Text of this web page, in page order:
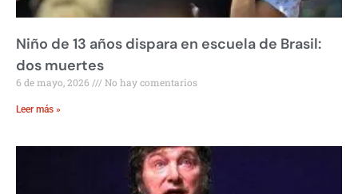
Niño de 13 años dispara en escuela de Brasil:
dos muertes
6 de mayo, 2026 No hay comentarios
Leer más »